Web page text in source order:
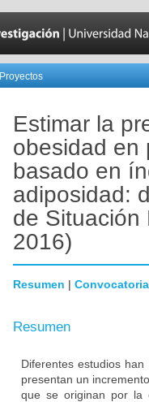
Proyectos
Estimar la
obesidad en
basado en
adiposidad:
de Situación
2016)
Resumen | Convocatoria
Resumen
Diferentes estudios
presentan un
que se originan por la